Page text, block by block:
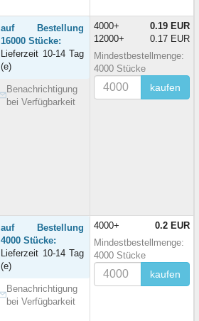
auf Bestellung
16000 Stücke:
Lieferzeit 10-14 Tag
(e)
Benachrichtigung
bei Verfügbarkeit
4000+
0.19 EUR
12000+
0.17 EUR
Mindestbestellmenge:
4000 Stücke
kaufen
auf Bestellung
4000 Stücke:
Lieferzeit 10-14 Tag
(e)
Benachrichtigung
bei Verfügbarkeit
4000+
0.2 EUR
Mindestbestellmenge:
4000 Stücke
kaufen